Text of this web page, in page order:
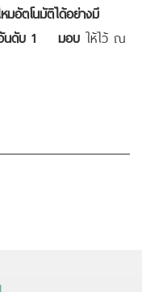
มอัตโนมัติได้อย่างมี
อันดับ 1 มอบ ให้ไว้ ณ